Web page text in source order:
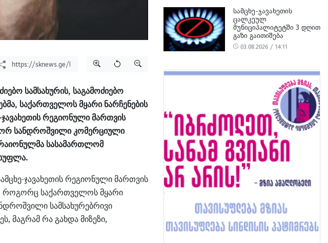
სამსახურის, საგამოძიებო
საქართველოს მყარი ნარჩენების
ჯავახეთის რეგიონული მართვის
სანდროშვილი კომერციული
სასამართლომ
ჯავახეთის რეგიონული მართვის
როგორც საქართველოს მყარი
სამსახურებრივი
მაგრამ რა გახდა მიზეზი,
ᲡᲐᲛᲪᲮᲔ-ᲯᲐᲕᲐᲮᲔᲗᲘᲡ
ᲪᲐᲚᲙᲔᲣᲚ
ᲛᲣᲜᲘᲪᲘᲞᲐᲚᲘᲢᲔᲢᲨᲘ 3 ᲓᲦᲘᲗ
ᲒᲐᲖᲘ ᲒᲐᲘᲗᲘᲨᲔᲑᲐ
03.08.2026 / 14:11